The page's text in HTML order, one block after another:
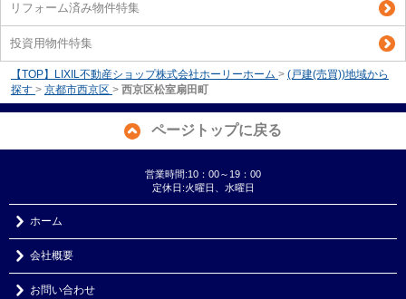
リフォーム済み物件特集
投資用物件特集
【TOP】LIXIL不動産ショップ株式会社ホーリーホーム > (戸建(売買))地域から
探す > 京都市西京区 > 西京区松室扇田町
ページトップに戻る
営業時間:10：00～19：00
定休日:火曜日、水曜日
ホーム
会社概要
お問い合わせ